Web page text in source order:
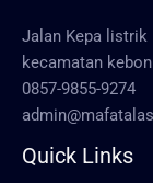
Jalan Kepa listrik
kecamatan
0857-9855-9274
Quick Links